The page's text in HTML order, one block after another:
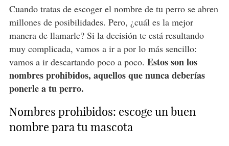
Cuando tratas de escoger el nombre de tu perro se abren
millones de posibilidades. Pero, ¿cuál es la mejor
manera de llamarle? Si la decisión te está resultando
muy complicada, vamos a ir a por lo más sencillo:
vamos a ir descartando poco a poco. Estos son los
nombres prohibidos, aquellos que nunca deberías
ponerle a tu perro.
Nombres prohibidos: escoge un buen
nombre para tu mascota